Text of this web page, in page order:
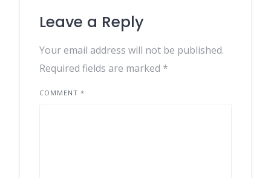
Leave a Reply
Your email address will not be published.
Required fields are marked *
COMMENT *